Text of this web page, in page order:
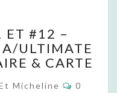
ET #12 –
ULTIMATE
& CARTE
Micheline
C
0